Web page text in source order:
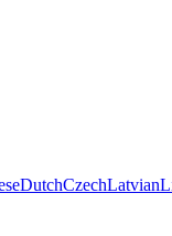
DutchCzechLatvian